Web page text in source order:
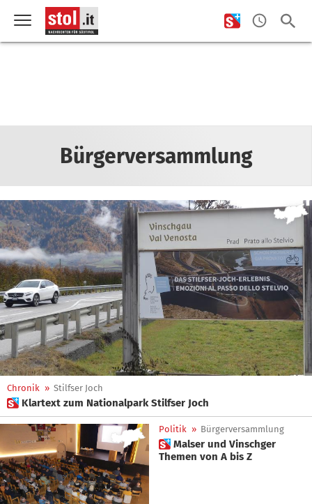
Bürgerversammlung
Chronik » Stilfser Joch
 Klartext zum Nationalpark Stilfser Joch
Politik » Bürgerversammlung
 Malser und Vinschger
Themen von A bis Z